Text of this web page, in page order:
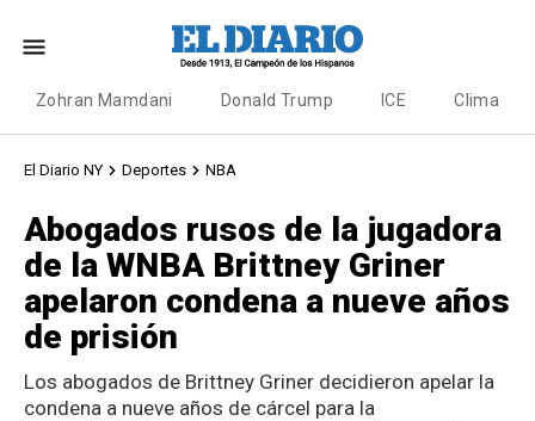
Zohran Mamdani Donald Trump ICE Clima
El Diario NY Deportes NBA
Abogados rusos de la jugadora
de la WNBA Brittney Griner
apelaron condena a nueve años
de prisión
Los abogados de Brittney Griner decidieron apelar la
condena a nueve años de cárcel para la